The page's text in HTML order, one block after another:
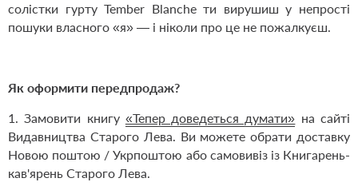
солістки гурту Tember Blanche ти вирушиш у непрості
пошуки власного «я» — і ніколи про це не пожалкуєш.
Як оформити передпродаж?
1. Замовити книгу «Тепер доведеться думати» на сайті
Видавництва Старого Лева. Ви можете обрати доставку
Новою поштою / Укрпоштою або самовивіз із Книгарень-
кав'ярень Старого Лева.